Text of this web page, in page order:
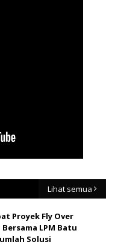
Lihat semua
Proyek Fly Over
LPM Batu
Solusi